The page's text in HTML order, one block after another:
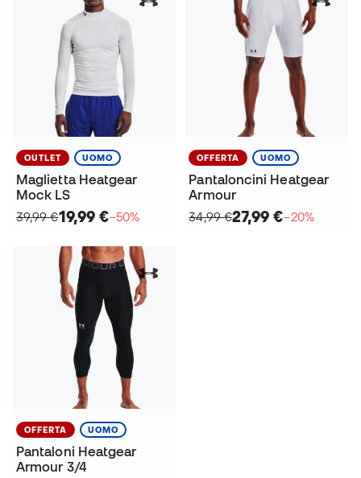
OUTLET UOMO
Maglietta Heatgear
Mock LS
39,99 €19,99 €−50%
OFFERTA UOMO
Pantaloncini Heatgear
Armour
34,99 €27,99 €−20%
OFFERTA UOMO
Pantaloni Heatgear
Armour 3/4